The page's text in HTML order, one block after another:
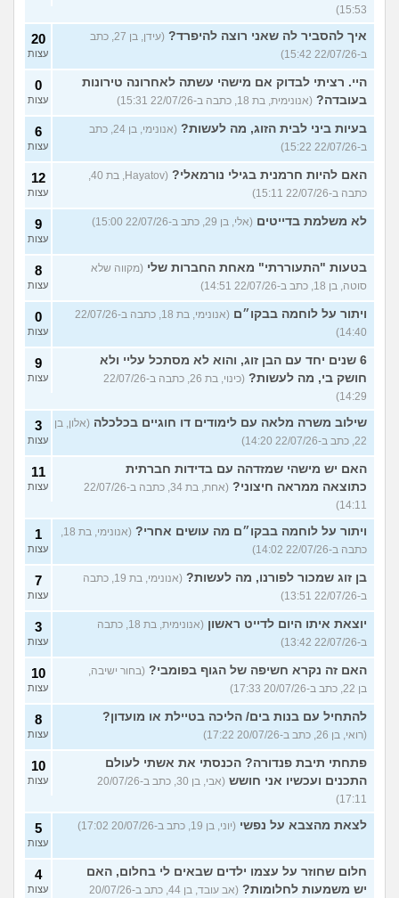
15:53)
איך להסביר לה שאני רוצה להיפרד?
(עידן, בן 27, כתב
ב-22/07/26 15:42)
20
עצות
היי. רציתי לבדוק אם מישהי עשתה לאחרונה טירונות
בעובדה? (אנונימית, בת 18, כתבה ב-22/07/26 15:31)
0
עצות
בעיות ביני לבית הזוג, מה לעשות?
(אנונימי, בן 24, כתב
ב-22/07/26 15:22)
6
עצות
האם להיות חרמנית בגילי נורמאלי?
(Hayatov, בת 40,
כתבה ב-22/07/26 15:11)
12
עצות
לא משלמת בדייטים (אלי, בן 29, כתב ב-22/07/26 15:00) 9
עצות
בטעות "התעוררתי" מאחת החברות שלי (מקווה שלא
סוטה, בן 18, כתב ב-22/07/26 14:51)
8
עצות
ויתור על לוחמה בבקו״ם
(אנונימי, בת 18, כתבה ב-22/07/26
14:40)
0
עצות
6 שנים יחד עם הבן זוג, והוא לא מסתכל עליי ולא
חושק בי, מה לעשות?
(כינוי, בת 26, כתבה ב-22/07/26
14:29)
9
עצות
שילוב משרה מלאה עם לימודים דו חוגיים בכלכלה (אלון, בן
22, כתב ב-22/07/26 14:20)
3
עצות
האם יש מישהי שמזדהה עם בדידות חברתית
כתוצאה ממראה חיצוני?
(אחת, בת 34, כתבה ב-22/07/26
14:11)
11
עצות
ויתור על לוחמה בבקו״ם מה עושים אחרי?
(אנונימי, בת 18,
כתבה ב-22/07/26 14:02)
1
עצות
בן זוג שמכור לפורנו, מה לעשות?
(אנונימי, בת 19, כתבה
ב-22/07/26 13:51)
7
עצות
יוצאת איתו היום לדייט ראשון
(אנונימית, בת 18, כתבה
ב-22/07/26 13:42)
3
עצות
האם זה נקרא חשיפה של הגוף בפומבי? (בחור ישיבה,
בן 22, כתב ב-20/07/26 17:33)
10
עצות
להתחיל עם בנות בים/ הליכה בטיילת או מועדון?
(רואי, בן 26, כתב ב-20/07/26 17:22)
8
עצות
פתחתי תיבת פנדורה? הכנסתי את אשתי לעולם
התכנים ועכשיו אני חושש
(אבי, בן 30, כתב ב-20/07/26
17:11)
10
עצות
לצאת מהצבא על נפשי (יוני, בן 19, כתב ב-20/07/26 17:02) 5
עצות
חלום שחוזר על עצמו ילדים שבאים לי בחלום, האם
יש משמעות לחלומות?
(אב עובד, בן 44, כתב ב-20/07/26
4
עצות